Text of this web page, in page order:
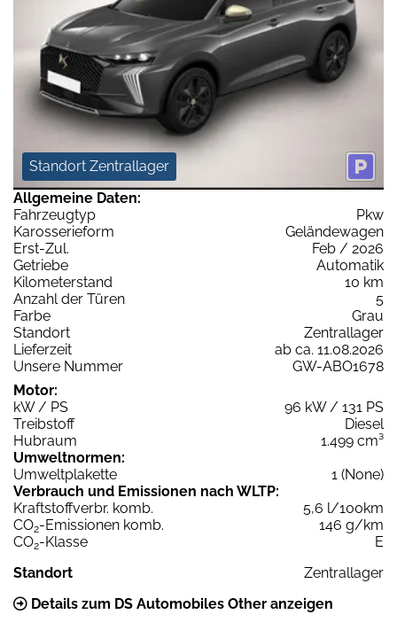
Standort Zentrallager
Allgemeine Daten:
Fahrzeugtyp
Pkw
Karosserieform
Geländewagen
Erst-Zul.
Feb / 2026
Getriebe
Automatik
Kilometerstand
10 km
Anzahl der Türen
5
Farbe
Grau
Standort
Zentrallager
Lieferzeit
ab ca. 11.08.2026
Unsere Nummer
GW-ABO1678
Motor:
kW / PS
96 kW / 131 PS
Treibstoff
Diesel
Hubraum
1.499 cm³
Umweltnormen:
Umweltplakette
1 (None)
Verbrauch und Emissionen nach WLTP:
Kraftstoffverbr. komb.
5,6 l/100km
CO2-Emissionen komb.
146 g/km
CO2-Klasse
E
Standort
Zentrallager
Details zum DS Automobiles Other anzeigen